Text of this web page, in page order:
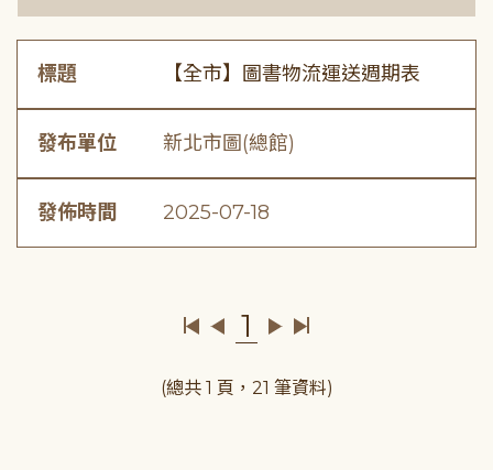
標題 【全市】圖書物流運送週期表
發布單位 新北市圖(總館)
發佈時間 2025-07-18
1
(總共 1 頁，21 筆資料)